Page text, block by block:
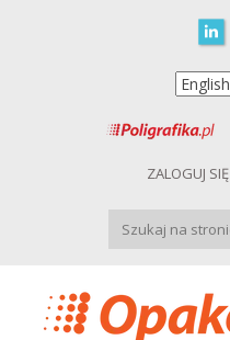
ZALOGUJ SIĘ